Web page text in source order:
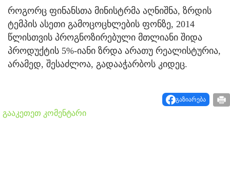
როგორც ფინანსთა მინისტრმა აღნიშნა, ზრდის
ტემპის ასეთი გამოცოცხლების ფონზე, 2014
წლისთვის პროგნოზირებული მთლიანი შიდა
პროდუქტის 5%-იანი ზრდა არათუ რეალისტურია,
არამედ, შესაძლოა, გადააჭარბოს კიდეც.
გაზიარება
გააკეთეთ კომენტარი